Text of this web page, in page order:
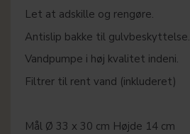
Let at adskille og rengøre.
Antislip bakke til gulvbeskyttelse.
Vandpumpe i høj kvalitet indeni.
Filtrer til rent vand (inkluderet)
Mål Ø 33 x 30 cm Højde 14 cm